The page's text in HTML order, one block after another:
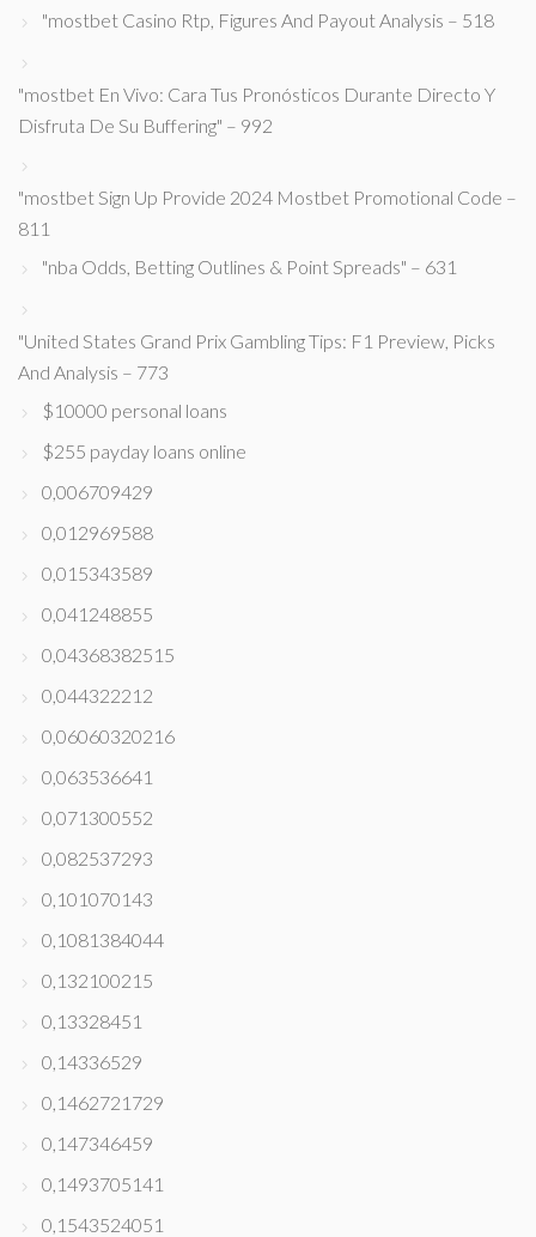
"mostbet Casino Rtp, Figures And Payout Analysis – 518
"mostbet En Vivo: Cara Tus Pronósticos Durante Directo Y
Disfruta De Su Buffering" – 992
"mostbet Sign Up Provide 2024 Mostbet Promotional Code –
811
"nba Odds, Betting Outlines & Point Spreads" – 631
"United States Grand Prix Gambling Tips: F1 Preview, Picks
And Analysis – 773
$10000 personal loans
$255 payday loans online
0,006709429
0,012969588
0,015343589
0,041248855
0,04368382515
0,044322212
0,06060320216
0,063536641
0,071300552
0,082537293
0,101070143
0,1081384044
0,132100215
0,13328451
0,14336529
0,1462721729
0,147346459
0,1493705141
0,1543524051